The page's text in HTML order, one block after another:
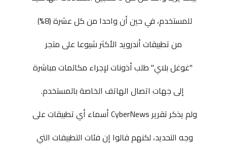
للمستخدم، في حين أن واحدا من كل عشرة (8%)
منتطبيقاتأندرويد الأكثر شيوعا على متجر
"غوغل بلاي" طلب أذونات لإجراء مكالمات مباشرة
إلى جهات اتصال الهاتف الخاصة بالمستخدم.
ولم يذكر تقرير CyberNews أسماء أي تطبيقات على
وجه التحديد، لكنهم قالوا إن فئات التطبيقات التي